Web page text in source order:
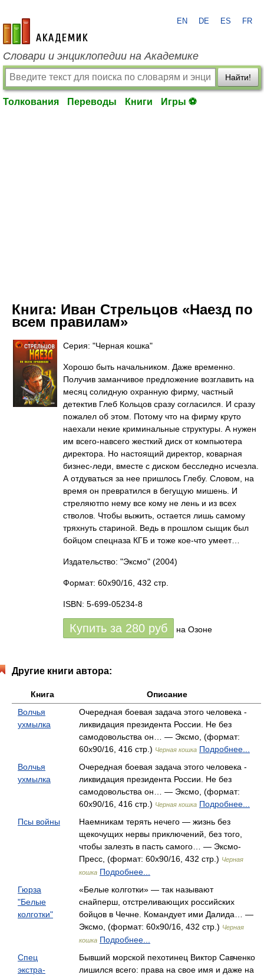
academic.ru
EN DE ES FR
Словари и энциклопедии на Академике
Найти!
Толкования Переводы Книги Игры ⚽
Книга: Иван Стрельцов «Наезд по
всем правилам»
Серия: "Черная кошка"
Хорошо быть начальником. Даже временно.
Получив заманчивое предложение возглавить на
месяц солидную охранную фирму, частный
детектив Глеб Кольцов сразу согласился. И сразу
пожалел об этом. Потому что на фирму круто
наехали некие криминальные структуры. А нужен
им всего-навсего жесткий диск от компьютера
директора. Но настоящий директор, коварная
бизнес-леди, вместе с диском бесследно исчезла.
А отдуваться за нее пришлось Глебу. Словом, на
время он превратился в бегущую мишень. И
стреляютпо нему все кому не лень и из всех
стволов. Чтобы выжить, остается лишь самому
тряхнуть стариной. Ведь в прошлом сыщик был
бойцом спецназа КГБ и тоже кое-что умеет…
Издательство: "Эксмо" (2004)
Формат: 60x90/16, 432 стр.
ISBN: 5-699-05234-8
Купить за 280 руб на Озоне
Другие книги автора:
Книга
Описание
Волчья
ухмылка
Очередная боевая задача этого человека -
ликвидация президента России. Не без
самодовольства он… — Эксмо, (формат:
60x90/16, 416 стр.) Черная кошка Подробнее...
Волчья
ухмылка
Очередная боевая задача этого человека -
ликвидация президента России. Не без
самодовольства он… — Эксмо, (формат:
60x90/16, 416 стр.) Черная кошка Подробнее...
Псы войны
Наемникам терять нечего — жизнь без
щекочущих нервы приключений, без того,
чтобы залезть в пасть самого… — Эксмо-
Пресс, (формат: 60x90/16, 432 стр.) Черная
кошка Подробнее...
Гюрза
"Белые
колготки"
«Белые колготки» — так называют
снайперш, отстреливающих российских
бойцов в Чечне. Командует ими Далида… —
Эксмо, (формат: 60x90/16, 432 стр.) Черная
кошка Подробнее...
Спец
экстра-
Бывший морской пехотинец Виктор Савченко
лишился всего: права на свое имя и даже на